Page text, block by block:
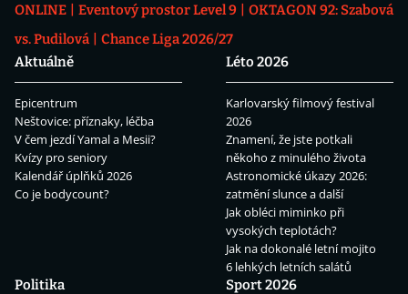
ONLINE
Eventový prostor Level 9
OKTAGON 92: Szabová
vs. Pudilová
Chance Liga 2026/27
Aktuálně
Epicentrum
Neštovice: příznaky, léčba
V čem jezdí Yamal a Mesii?
Kvízy pro seniory
Kalendář úplňků 2026
Co je bodycount?
Léto 2026
Karlovarský filmový festival
2026
Znamení, že jste potkali
někoho z minulého života
Astronomické úkazy 2026:
zatmění slunce a další
Jak obléci miminko při
vysokých teplotách?
Jak na dokonalé letní mojito
6 lehkých letních salátů
Politika
Sport 2026